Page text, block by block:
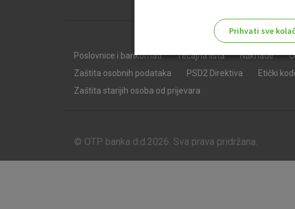
Poslovnice i bankomati Tečajna lista Naknade
Zaštita osobnih podataka
PSD2 Direktiva Etički
Zaštita starijih osoba od prijevara
© OTP banka d.d.2026. Sva prava pridržana.
Prihvati sve